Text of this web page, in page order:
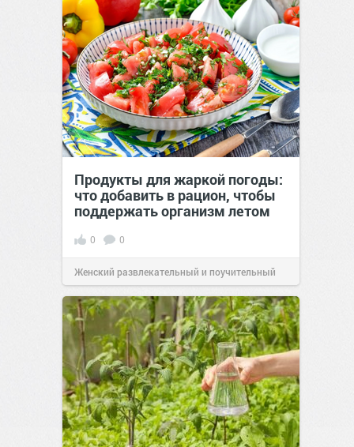
Продукты для жаркой погоды:
что добавить в рацион, чтобы
поддержать организм летом
0 0
Женский развлекательный и поучительный
сайт.21:26Сегодня